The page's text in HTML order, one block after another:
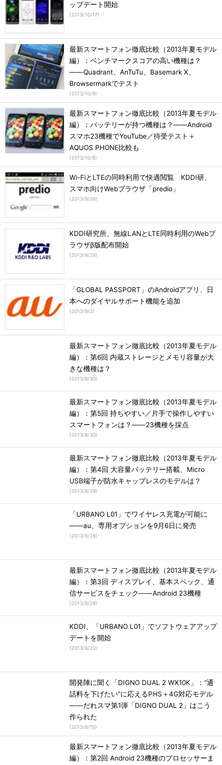
ップデート開始
(2013/10/17)
最新スマートフォン徹底比較（2013年夏モデル
編）：ベンチマークスコアの高い機種は？
――Quadrant、AnTuTu、Basemark X、
Browsermarkでテスト
(2013/10/9)
最新スマートフォン徹底比較（2013年夏モデル
編）：バッテリーが持つ機種は？――Android
スマホ23機種でYouTube／待受テスト＋
AQUOS PHONE比較も
(2013/10/8)
Wi-FiとLTEの同時利用で快適閲覧 KDDI研、
スマホ向けWebブラウザ「predio」
(2013/9/26)
KDDI研究所、無線LANとLTE同時利用のWebブ
ラウザβ版配布開始
(2013/9/26)
「GLOBAL PASSPORT」のAndroidアプリ、日
本へのダイヤルサポート機能を追加
(2013/9/2)
最新スマートフォン徹底比較（2013年夏モデル
編）：第6回 内蔵ストレージとメモリ容量が大
きな機種は？
(2013/8/30)
最新スマートフォン徹底比較（2013年夏モデル
編）：第5回 持ちやすい／片手で操作しやすい
スマートフォンは？――23機種を採点
(2013/8/30)
最新スマートフォン徹底比較（2013年夏モデル
編）：第4回 大容量バッテリー搭載、Micro
USB端子が防水キャップレスのモデルは？
(2013/8/29)
「URBANO L01」でワイヤレス充電が可能に
――au、専用オプションを9月6日に発売
(2013/8/28)
最新スマートフォン徹底比較（2013年夏モデル
編）：第3回 ディスプレイ、基本スペック、通
信サービスをチェック――Android 23機種
(2013/8/28)
KDDI、「URBANO L01」でソフトウェアアップ
デートを開始
(2013/8/20)
開発陣に聞く「DIGNO DUAL 2 WX10K」：“通
話料を下げたい”に応えるPHS＋4G対応モデル
――だれスマ第1弾「DIGNO DUAL 2」はこう
作られた
(2013/8/15)
最新スマートフォン徹底比較（2013年夏モデル
編）：第2回 Android 23機種のプロセッサーま